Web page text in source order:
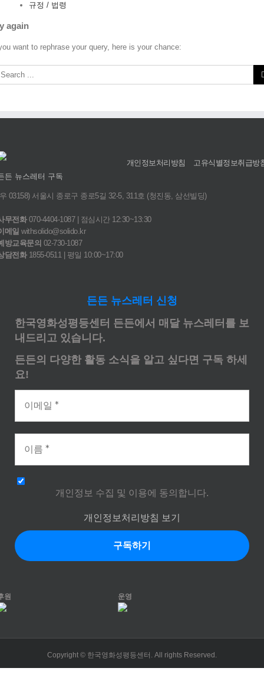
규정 / 법령
again
want to rephrase your query, here is your chance:
개인정보처리방침
고유식별정보취급방
든 뉴스레터 구독
03158) 서울시 종로구 종로5길 32-5, 311호 (청진동, 삼선빌딩)
무전화070-4404-1087 | 점심시간 12:30~13:30
메일 withsolido@solido.kr
방교육문의 02-730-1087
담전화1855-0511 | 평일 10:00~17:00
든든 뉴스레터 신청
한국영화성평등센터 든든에서 매달 뉴스레터를 보
내드리고 있습니다.
든든의 다양한 활동 소식을 알고 싶다면 구독 하세
요!
개인정보 수집 및 이용에 동의합니다.
개인정보처리방침 보기
운영
원
Copyright © 한국영화성평등센터. All rights Reserved.